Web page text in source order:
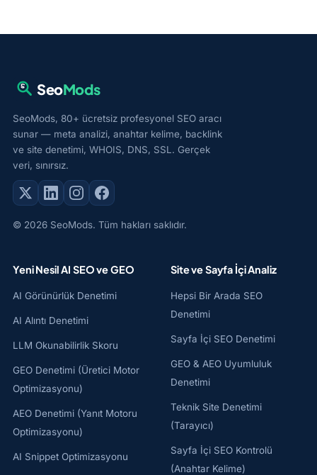
SeoMods
SeoMods, 80+ ücretsiz profesyonel SEO aracı
sunar — meta analizi, anahtar kelime, backlink
ve site denetimi, WHOIS, DNS, SSL. Gerçek
veri, sınırsız.
© 2026 SeoMods. Tüm hakları saklıdır.
Yeni Nesil AI SEO ve GEO
AI Görünürlük Denetimi
AI Alıntı Denetimi
LLM Okunabilirlik Skoru
GEO Denetimi (Üretici Motor
Optimizasyonu)
AEO Denetimi (Yanıt Motoru
Optimizasyonu)
AI Snippet Optimizasyonu
Site ve Sayfa İçi Analiz
Hepsi Bir Arada SEO
Denetimi
Sayfa İçi SEO Denetimi
GEO & AEO Uyumluluk
Denetimi
Teknik Site Denetimi
(Tarayıcı)
Sayfa İçi SEO Kontrolü
(Anahtar Kelime)